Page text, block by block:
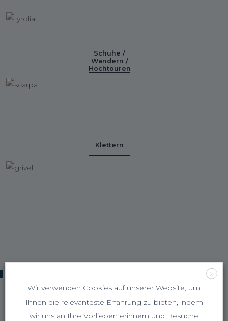
Schuhe /
Wandern /
Hochtouren
Klettern
X
Wir verwenden Cookies auf unserer Website, um
Ihnen die relevanteste Erfahrung zu bieten, indem
wir uns an Ihre Vorlieben erinnern und Besuche